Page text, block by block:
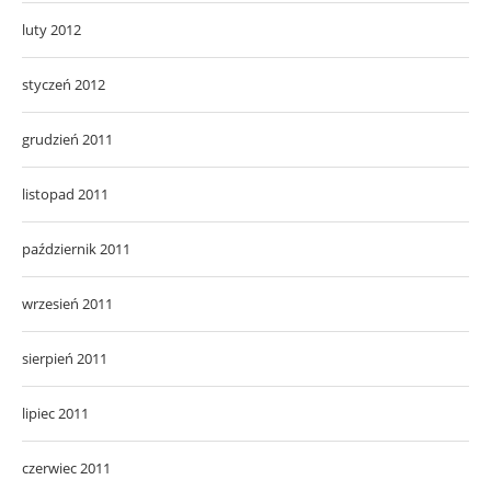
luty 2012
styczeń 2012
grudzień 2011
listopad 2011
październik 2011
wrzesień 2011
sierpień 2011
lipiec 2011
czerwiec 2011